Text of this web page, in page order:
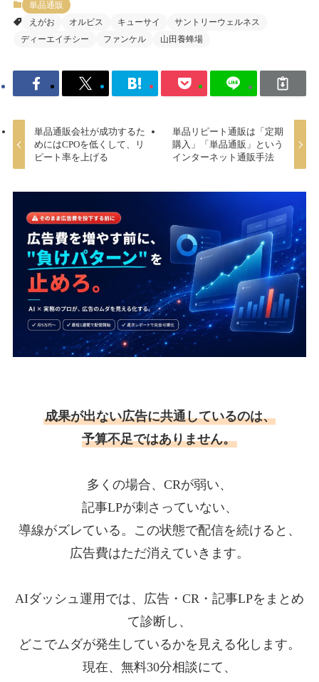
単品通販
えがお
オルビス キューサイ
サントリーウェルネス
ディーエイチシー
ファンケル 山田養蜂場
単品通販会社が成功するた
めにはCPOを低くして、リ
ピート率を上げる
単品リピート通販は「定期
購入」「単品通販」という
インターネット通販手法
成果が出ない広告に共通しているのは、
予算不足ではありません。
多くの場合、CRが弱い、
記事LPが刺さっていない、
導線がズレている。この状態で配信を続けると、
広告費はただ消えていきます。
AIダッシュ運用では、広告・CR・記事LPをまとめ
て診断し、
どこでムダが発生しているかを見える化します。
現在、無料30分相談にて、